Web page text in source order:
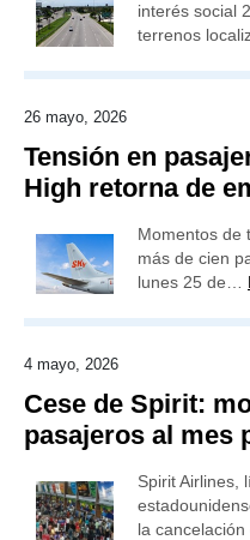
interés social
terrenos
26 mayo, 2026
Tensión en
High retorna de
Momentos de
más de cien
lunes 25 de…
4 mayo, 2026
Cese de Spirit:
pasajeros al mes
Spirit Airlines,
la